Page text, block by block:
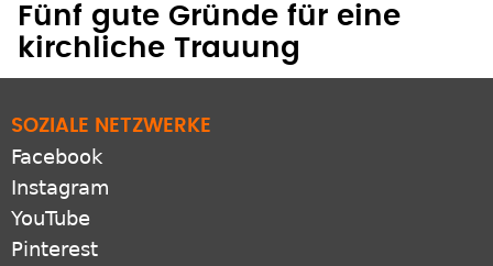
Fünf gute Gründe für eine
kirchliche Trauung
SOZIALE NETZWERKE
Facebook
Instagram
YouTube
Pinterest